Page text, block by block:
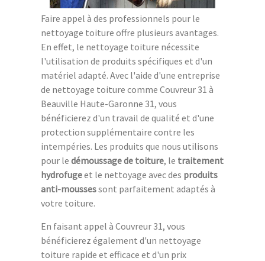
Faire appel à des professionnels pour le
nettoyage toiture offre plusieurs avantages.
En effet, le nettoyage toiture nécessite
l'utilisation de produits spécifiques et d'un
matériel adapté. Avec l'aide d'une entreprise
de nettoyage toiture comme Couvreur 31 à
Beauville Haute-Garonne 31, vous
bénéficierez d'un travail de qualité et d'une
protection supplémentaire contre les
intempéries. Les produits que nous utilisons
pour le démoussage de toiture, le traitement
hydrofugeet le nettoyage avec des produits
anti-moussessont parfaitement adaptés à
votre toiture.
En faisant appel à Couvreur 31, vous
bénéficierez également d'un nettoyage
toiture rapide et efficace et d'un prix